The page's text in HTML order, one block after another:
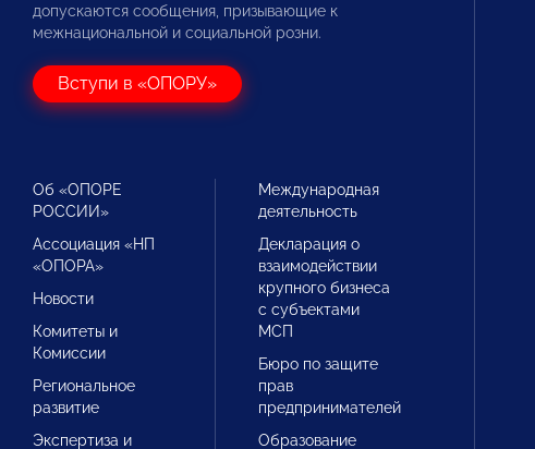
допускаются сообщения, призывающие к
межнациональной и социальной розни.
Вступи в «ОПОРУ»
Об «ОПОРЕ
РОССИИ»
Ассоциация «НП
«ОПОРА»
Новости
Комитеты и
Комиссии
Региональное
развитие
Экспертиза и
Международная
деятельность
Декларация о
взаимодействии
крупного бизнеса
с субъектами
МСП
Бюро по защите
прав
предпринимателей
Образование